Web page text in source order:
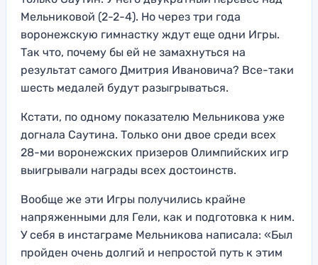
Мельниковой (2-2-4). Но через три года
воронежскую гимнастку ждут еще одни Игры.
Так что, почему бы ей не замахнуться на
результат самого Дмитрия Ивановича? Все-таки
шесть медалей будут разыгрываться.
Кстати, по одному показателю Мельникова уже
догнала Саутина. Только они двое среди всех
28-ми воронежских призеров Олимпийских игр
выигрывали награды всех достоинств.
Вообще же эти Игры получились крайне
напряженными для Гели, как и подготовка к ним.
У себя в инстаграме Мельникова написала: «Был
пройден очень долгий и непростой путь к этим